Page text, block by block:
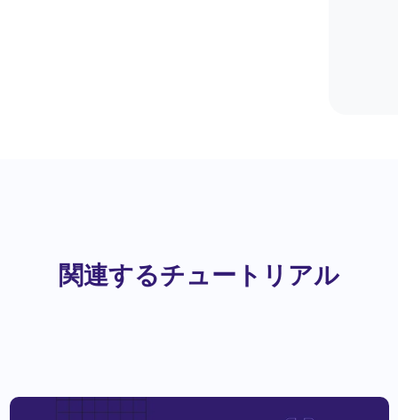
関連するチュートリアル